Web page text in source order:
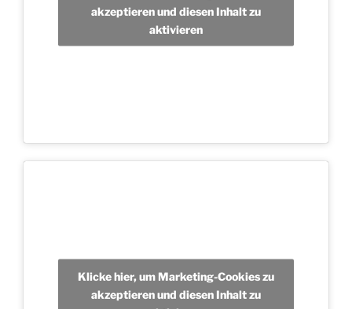
akzeptieren und diesen Inhalt zu
aktivieren
Klicke hier, um Marketing-Cookies zu
akzeptieren und diesen Inhalt zu